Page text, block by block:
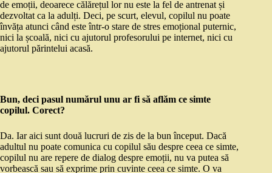
de emoții, deoarece călărețul lor nu este la fel de antrenat și
dezvoltat ca la adulți. Deci, pe scurt, elevul, copilul nu poate
învăța atunci când este într-o stare de stres emoțional puternic,
nici la școală, nici cu ajutorul profesorului pe internet, nici cu
ajutorul părintelui acasă.
Bun, deci pasul numărul unu ar fi să aflăm ce simte
copilul. Corect?
Da. Iar aici sunt două lucruri de zis de la bun început. Dacă
adultul nu poate comunica cu copilul său despre ceea ce simte,
copilul nu are repere de dialog despre emoții, nu va putea să
vorbească sau să exprime prin cuvinte ceea ce simte. O va